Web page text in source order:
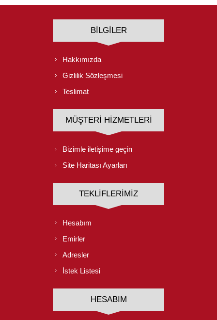
BILGILER
Hakkımızda
Gizlilik Sözleşmesi
Teslimat
MÜŞTERI HIZMETLERI
Bizimle iletişime geçin
Site Haritası Ayarları
TEKLIFLERIMIZ
Hesabım
Emirler
Adresler
İstek Listesi
HESABIM